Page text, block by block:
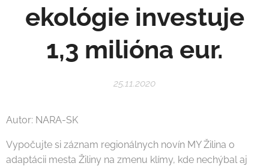
ekológie investuje
1,3 milióna eur.
25.11.2020
Autor: NARA-SK
Vypočujte si záznam regionálnych novín MY Žilina o
adaptácii mesta Žiliny na zmenu klímy, kde nechýbal aj